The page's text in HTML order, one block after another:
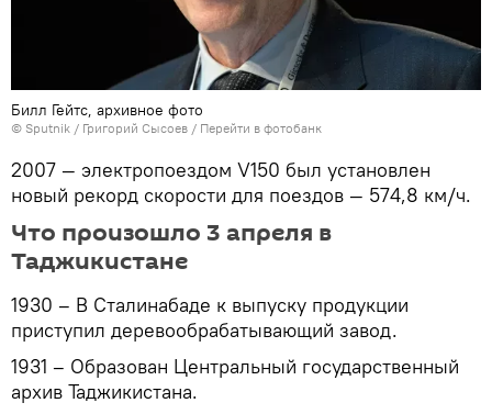
Билл Гейтс, архивное фото
© Sputnik / Григорий Сысоев / Перейти в фотобанк
2007 — электропоездом V150 был установлен
новый рекорд скорости для поездов — 574,8 км/ч.
Что произошло 3 апреля в
Таджикистане
1930 – В Сталинабаде к выпуску продукции
приступил деревообрабатывающий завод.
1931 – Образован Центральный государственный
архив Таджикистана.